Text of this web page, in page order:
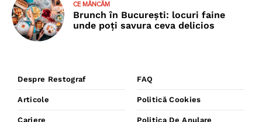
CE MÂNCĂM
Brunch în București: locuri faine
unde poţi savura ceva delicios
Despre Restograf
Articole
Cariere
FAQ
Politică Cookies
Politica De Anulare